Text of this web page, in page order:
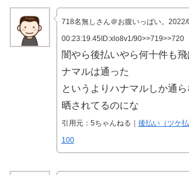
718名無しさん＠お腹いっぱい。
00:23:19.45ID:xlo8v1/90>>719>>720
闇やら後払いやら何十件も
ナマルは通った
というよりハナマルしか通ら
晒されてるのにな
引用元：5ちゃんねる｜ 後払い（ツケ
100